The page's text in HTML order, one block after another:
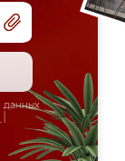
данных